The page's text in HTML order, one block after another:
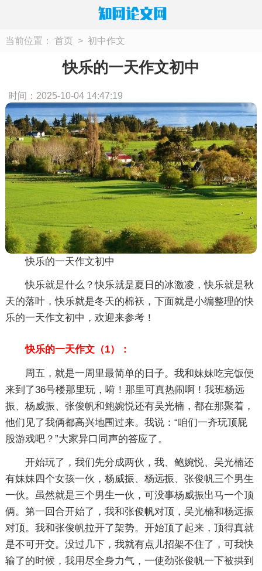
当前位置： 首页 > 初中作文
快乐的一天作文初中
时间：2025-10-04 14:47:19
快乐的一天作文初中
快乐就是什么？快乐就是夏日的冰激凌，快乐就是秋
天的落叶，快乐就是冬天的棉袄，下面就是小编整理的快
乐的一天作文初中，欢迎来参考！
快乐的一天作文（1）：
周五，就是一周里最简单的日子。我和妹妹吃完饭便
来到了36号楼那里玩，嗬！那里可真热闹啊！我班杨远
振、杨威振、张俊帆和鲍婉悦还有吴光楠，都在那聚着，
他们见了我俩都高兴地围过来。我说：“咱们一齐玩顶屁
股游戏吧？”大家异口同声的答应了。
开始玩了，我们先分成两伙，我、鲍婉悦、吴光楠还
有妹妹四个女孩一伙，杨威振、杨远振、张俊帆三个男生
一伙。虽然就是三个男生一伙，可没事杨威振出马一个顶
俩。第一回合开始了，我和张俊帆对顶，吴光楠和杨远振
对顶。我和张俊帆拉开了架势。开始顶了起来，顶得真就
是不可开交。没过几下，我就有点儿招架不住了，可我快
输了的时候，我用尽全身力气，一使劲张俊帆一下被拱到